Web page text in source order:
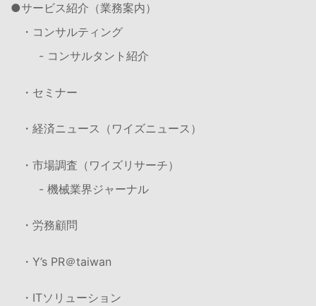
サービス紹介（業務案内）
・コンサルティング
- コンサルタント紹介
・セミナー
・経済ニュース（ワイズニュース）
・市場調査（ワイズリサーチ）
- 機械業界ジャーナル
・労務顧問
・Y’s PR＠taiwan
・ITソリューション